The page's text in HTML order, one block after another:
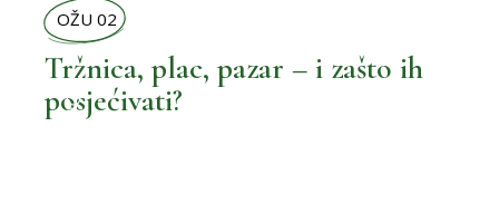
BOLJI ŽIVOT
,
OŽU 02
Tržnica, plac, pazar – i zašto ih
posjećivati?